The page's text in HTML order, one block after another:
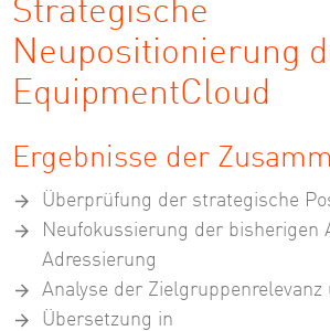
Strategische
Neupositionierung
EquipmentCloud
Ergebnisse der
Überprüfung der strategische
Neufokussierung der bisherigen
Adressierung
Analyse der
Übersetzung in